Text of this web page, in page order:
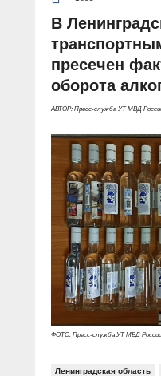
В
пресечен
оборота
АВТОР: Пресс-служба УТ МВД
ФОТО: Пресс-служба УТ МВД
Ленинградская область